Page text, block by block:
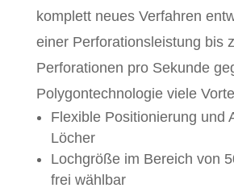
komplett neues Verfahren
einer Perforationsleistung bis
Perforationen pro Sekunde
Polygontechnologie viele
Flexible Positionierung und
Löcher
Lochgröße im Bereich von
frei wählbar